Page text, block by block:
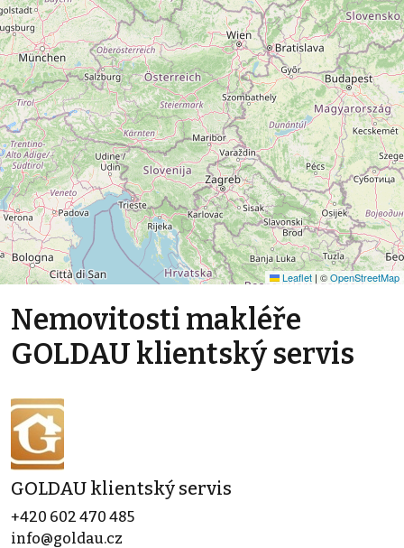
Leaflet | ©OpenStreetMap
Nemovitosti makléře
GOLDAU klientský servis
GOLDAU klientský servis
+420 602 470 485
info@goldau.cz